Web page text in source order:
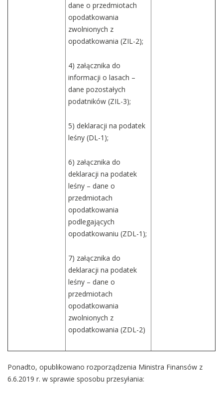
dane o przedmiotach
opodatkowania
zwolnionych z
opodatkowania (ZIL-2);
4) załącznika do
informacji o lasach –
dane pozostałych
podatników (ZIL-3);
5) deklaracji na podatek
leśny (DL-1);
6) załącznika do
deklaracji na podatek
leśny – dane o
przedmiotach
opodatkowania
podlegających
opodatkowaniu (ZDL-1);
7) załącznika do
deklaracji na podatek
leśny – dane o
przedmiotach
opodatkowania
zwolnionych z
opodatkowania (ZDL-2)
Ponadto, opublikowano rozporządzenia Ministra Finansów z
6.6.2019 r. w sprawie sposobu przesyłania: